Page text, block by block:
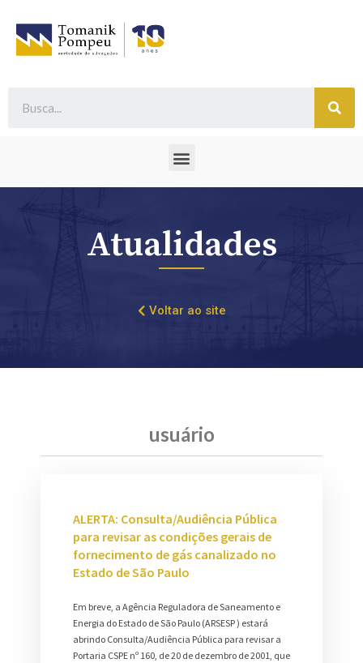
Atualidades
Voltar ao site
usuário
ALERTA: Consulta/Audiência Pública
para revisar as condições gerais de
fornecimento de gás canalizado no
Estado de São Paulo
Em breve, a Agência Reguladora de Saneamento e
Energia do Estado de São Paulo (ARSESP ) estará
abrindo Consulta/Audiência Pública para revisar a
Portaria CSPE nº 160, de 20 de dezembro de 2001, que